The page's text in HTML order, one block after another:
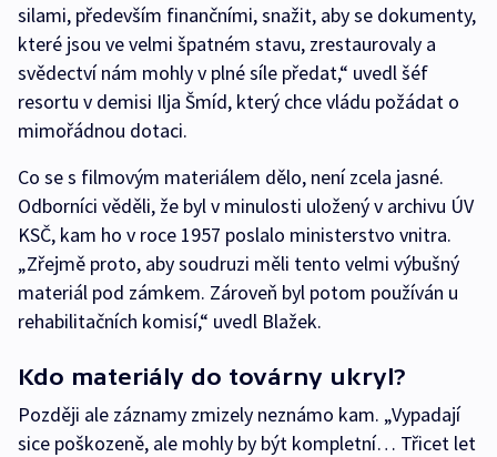
silami, především finančními, snažit, aby se dokumenty,
které jsou ve velmi špatném stavu, zrestaurovaly a
svědectví nám mohly v plné síle předat,“ uvedl šéf
resortu v demisi Ilja Šmíd, který chce vládu požádat o
mimořádnou dotaci.
Co se s filmovým materiálem dělo, není zcela jasné.
Odborníci věděli, že byl v minulosti uložený v archivu ÚV
KSČ, kam ho v roce 1957 poslalo ministerstvo vnitra.
„Zřejmě proto, aby soudruzi měli tento velmi výbušný
materiál pod zámkem. Zároveň byl potom používán u
rehabilitačních komisí,“ uvedl Blažek.
Kdo materiály do továrny ukryl?
Později ale záznamy zmizely neznámo kam. „Vypadají
sice poškozeně, ale mohly by být kompletní… Třicet let